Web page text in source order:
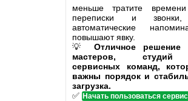
меньше тратите
переписки и
автоматические
повышают явку.
💡 Отличное решение
мастеров,
сервисных команд,
важны порядок и
загрузка.
✅ Начать пользоваться